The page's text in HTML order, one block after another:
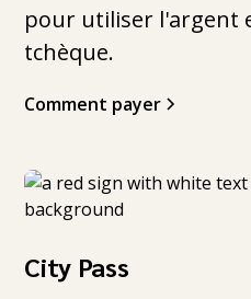
pour utiliser l'argent
tchèque.
Comment payer
City Pass